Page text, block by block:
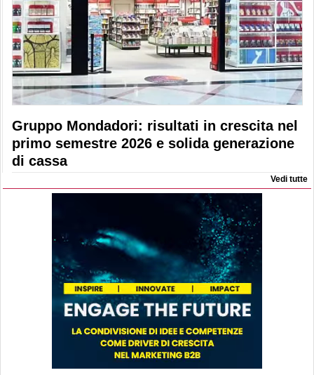
Gruppo Mondadori: risultati in crescita nel
primo semestre 2026 e solida generazione
di cassa
Vedi tutte